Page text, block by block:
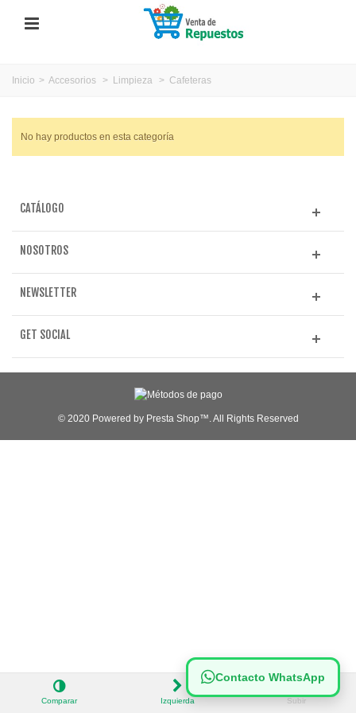
Inicio > Accesorios > Limpieza > Cafeteras
No hay productos en esta categoría
CATÁLOGO
NOSOTROS
NEWSLETTER
GET SOCIAL
Contacto WhatsApp
© 2020 Powered by Presta Shop™. All Rights Reserved
Comparar Izquierda Subir